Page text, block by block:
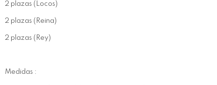
2 plazas (Locos)
2 plazas (Reina)
2 plazas (Rey)
Medidas :